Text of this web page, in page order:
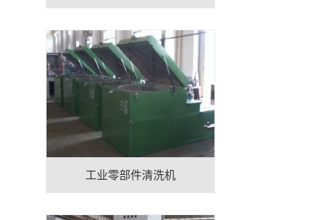
工业零部件清洗机